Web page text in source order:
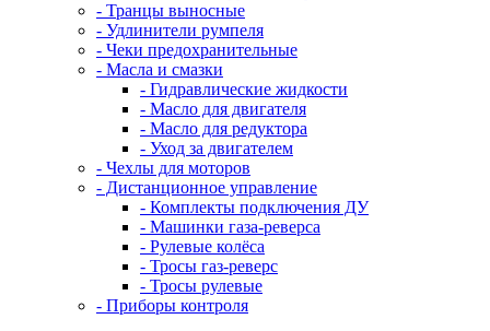
- Транцы выносные
- Удлинители румпеля
- Чеки предохранительные
- Масла и смазки
- Гидравлические жидкости
- Масло для двигателя
- Масло для редуктора
- Уход за двигателем
- Чехлы для моторов
- Дистанционное управление
- Комплекты подключения ДУ
- Машинки газа-реверса
- Рулевые колёса
- Тросы газ-реверс
- Тросы рулевые
- Приборы контроля